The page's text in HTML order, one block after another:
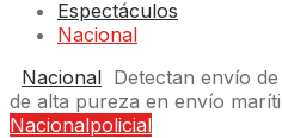
Espectáculos
Nacional
Nacional Detectan envío
de alta pureza en envío
Nacionalpolicial